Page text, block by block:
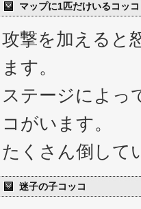
マップに1匹だけいるコッコ
攻撃を加えると
ます。
ステージによっ
コがいます。
たくさん倒して
迷子の子コッコ